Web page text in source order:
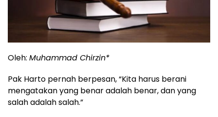
Oleh: Muhammad Chirzin*
Pak Harto pernah berpesan, “Kita harus berani
mengatakan yang benar adalah benar, dan yang
salah adalah salah.”